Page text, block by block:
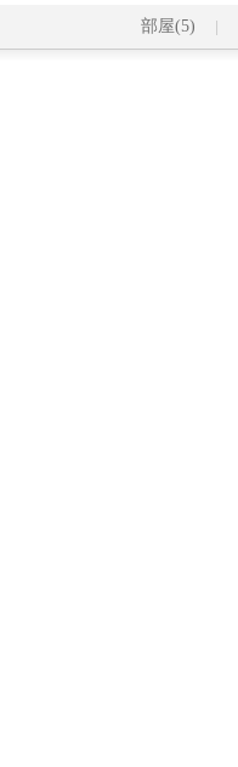
部屋(5)